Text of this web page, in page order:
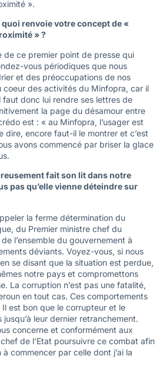
».
renvoie votre concept de «
» ?
de ce premier point de presse qui
vous périodiques que nous
et des préoccupations de nos
coeur des activités du Minfopra, car il
faut donc lui rendre ses lettres de
la page du désamour entre
est : « au Minfopra, l’usager est
dire, encore faut-il le montrer et c’est
avons commencé par briser la glace
fait son lit dans notre
pas qu’elle vienne déteindre sur
la ferme détermination du
du Premier ministre chef du
l’ensemble du gouvernement à
déviants. Voyez-vous, si nous
se disant que la situation est perdue,
notre pays et compromettons
La corruption n’est pas une fatalité,
en tout cas. Ces comportements
est bon que le corrupteur et le
leur dernier retranchement.
concerne et conformément aux
de l’Etat poursuivre ce combat afin
commencer par celle dont j’ai la